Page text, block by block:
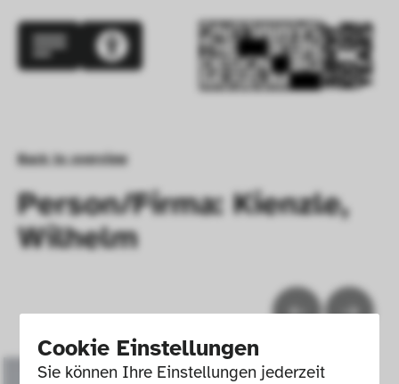
Cookie Einstellungen
Sie können Ihre Einstellungen jederzeit
Back to overview
Person/Firma: Kienzle,
Wilhelm